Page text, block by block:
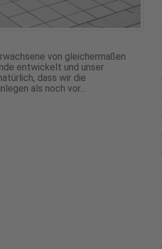
von gleichermaßen
entwickelt und unser
dass wir die
als noch vor…